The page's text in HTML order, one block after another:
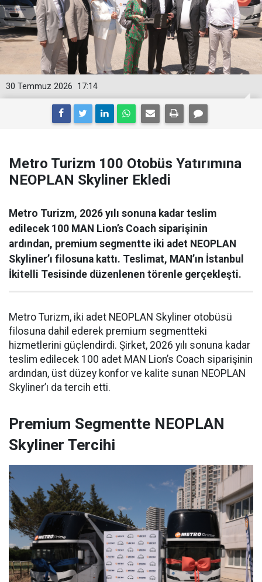
17:14
30 Temmuz 2026
Metro Turizm 100 Otobüs Yatırımına
NEOPLAN Skyliner Ekledi
Metro Turizm, 2026 yılı sonuna kadar teslim
edilecek 100 MAN Lion’s Coach siparişinin
ardından, premium segmentte iki adet NEOPLAN
Skyliner’ı filosuna kattı. Teslimat, MAN’ın İstanbul
İkitelli Tesisinde düzenlenen törenle gerçekleşti.
Metro Turizm, iki adet NEOPLAN Skyliner otobüsü
filosuna dahil ederek premium segmentteki
hizmetlerini güçlendirdi. Şirket, 2026 yılı sonuna kadar
teslim edilecek 100 adet MAN Lion’s Coach siparişinin
ardından, üst düzey konfor ve kalite sunan NEOPLAN
Skyliner’ı da tercih etti.
Premium Segmentte NEOPLAN
Skyliner Tercihi